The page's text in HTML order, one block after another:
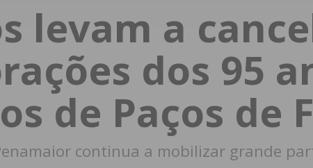
levam a
dos 95
de Paços de
continua a mobilizar grande